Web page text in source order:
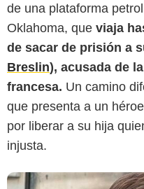
de una plataforma
Oklahoma, que viaja
de sacar de prisión a
Breslin), acusada de
francesa. Un camino
que presenta a un
por liberar a su hija
injusta.